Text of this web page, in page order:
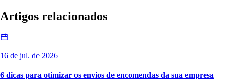
Artigos relacionados
16 de jul. de 2026
6 dicas para otimizar os envios de encomendas da sua empresa